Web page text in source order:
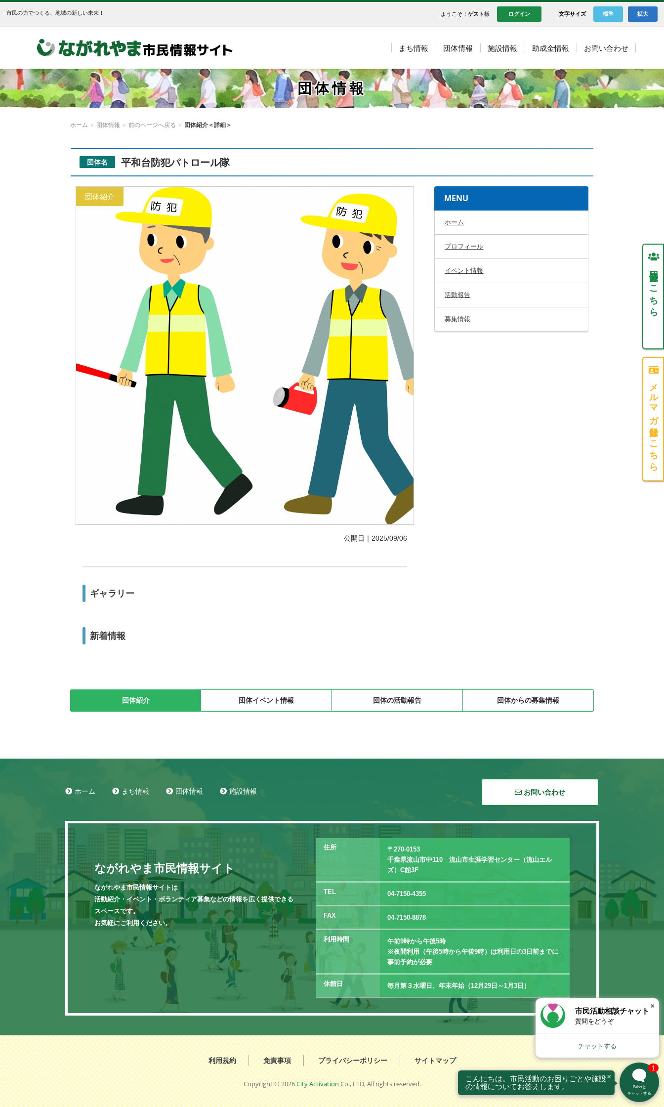
市民の力でつくる、地域の新しい未来！ 拡大
標準
文字サイズ
ログイン
ようこそ！ ゲスト様
まち情報 団体情報 施設情報 助成金情報 お問い合わせ
団体情報
ホーム » 団体情報 » 前のページへ戻る » 団体紹介＜詳細＞
団体名 平和台防犯パトロール隊
MENU
ホーム
プロフィール
イベント情報
活動報告
募集情報
団体紹介
公開日｜2025/09/06
ギャラリー
新着情報
団体紹介 団体イベント情報 団体の活動報告 団体からの募集情報
団体登録はこちら
メルマガ登録はこちら
ホーム まち情報 団体情報 施設情報 お問い合わせ
ながれやま市民情報サイト
ながれやま市民情報サイトは
活動紹介・イベント・ボランティア募集などの情報を広く提供できる
スペースです。
お気軽にご利用ください。
住所
〒270-0153
千葉県流山市中110 流山市生涯学習センター（流山エル
ズ）C館3F
TEL 04-7150-4355
FAX 04-7150-8878
利用時間
午前9時から午後5時
※夜間利用（午後5時から午後9時）は利用日の3日前までに
事前予約が必要
休館日 毎月第３水曜日、年末年始（12月29日～1月3日）
利用規約 免責事項 プライバシーポリシー サイトマップ
Copyright ©2026City ActivationCo., LTD, All rights reserved.
市民活動相談チャット
質問をどうぞ
チャットする
×
こんにちは。市民活動のお困りごとや施設
の情報についてお答えします。
×
Bebotと
チャットする
1